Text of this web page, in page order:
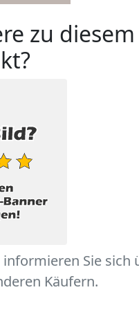
zu diesem
Sie sich
Käufern.